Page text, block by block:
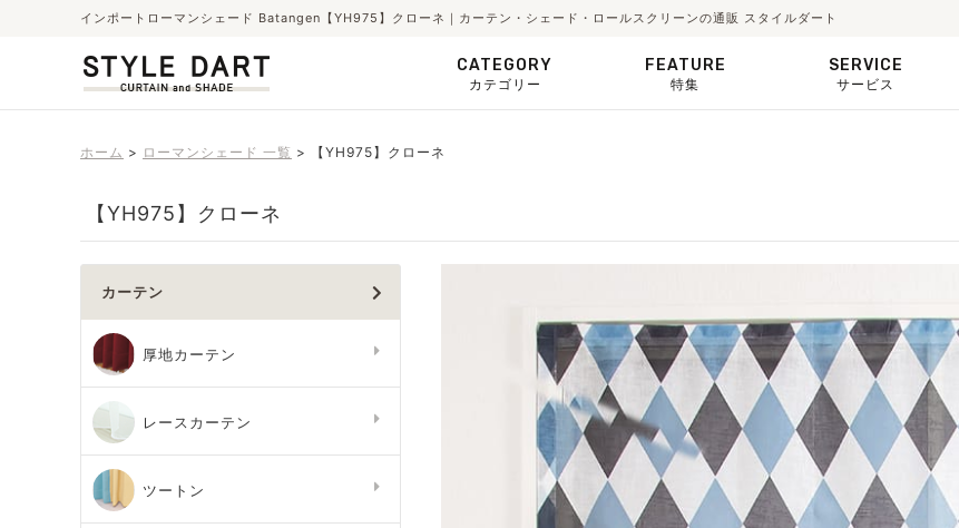
インポートローマンシェード Batangen【YH975】クローネ｜カーテン・シェード・ロールスクリーンの通販 スタイルダート
CATEGORY
カテゴリー
FEATURE
特集
SERVICE
サービス
ホーム ローマンシェード 一覧 【YH975】クローネ
【YH975】クローネ
カーテン
厚地カーテン
レースカーテン
ツートン